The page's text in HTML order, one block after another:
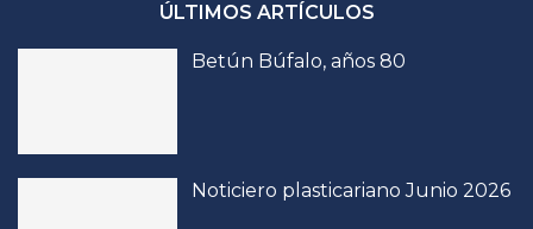
ÚLTIMOS ARTÍCULOS
Betún Búfalo, años 80
Noticiero plasticariano Junio 2026